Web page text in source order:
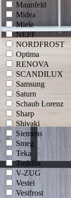
Maunfeld
Midea
Miele
NEFF
NORDFROST
Optima
RENOVA
SCANDILUX
Samsung
Saturn
Schaub Lorenz
Sharp
Shivaki
Siemens
Smeg
Teka
Toshiba
V-ZUG
Vestel
Vestfrost